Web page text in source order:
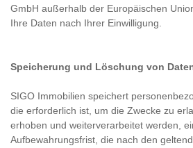
GmbH außerhalb der Europäischen
Ihre Daten nach Ihrer Einwilligung.
Speicherung und Löschung von
SIGO Immobilien speichert
die erforderlich ist, um die Zwecke zu
erhoben und weiterverarbeitet werden,
Aufbewahrungsfrist, die nach den